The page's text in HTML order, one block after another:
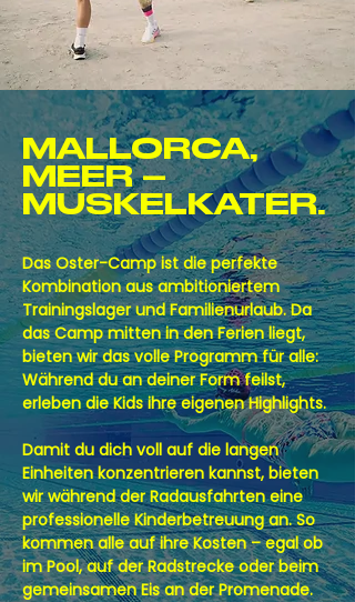
MALLORCA,
MEER –
MUSKELKATER.
Das Oster-Camp ist die perfekte
Kombination aus ambitioniertem
Trainingslager und Familienurlaub. Da
das Camp mitten in den Ferien liegt,
bieten wir das volle Programm für alle:
Während du an deiner Form feilst,
erleben die Kids ihre eigenen Highlights.
Damit du dich voll auf die langen
Einheiten konzentrieren kannst, bieten
wir während der Radausfahrten eine
professionelle Kinderbetreuung an. So
kommen alle auf ihre Kosten – egal ob
im Pool, auf der Radstrecke oder beim
gemeinsamen Eis an der Promenade.